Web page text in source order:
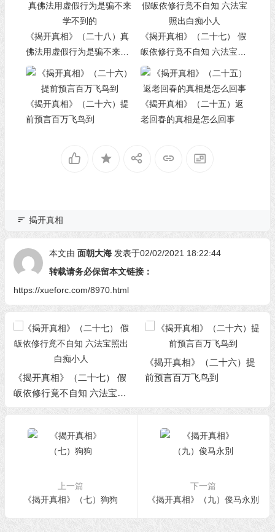
《揭开真相》（二十八）真
佛法用虚假行为是骗不来学
不到的
《揭开真相》（二十七） 假
皈依修行竟不自知 六法宝照
出白痴小人
《揭开真相》（二十六）提
前预言百万飞鸟到
《揭开真相》（二十五）返
老回春的真相是怎么回事
揭开真相
本文由 面朝大海 发表于02/02/2021 18:22:44
转载请务必保留本文链接：
https://xueforc.com/8970.html
《揭开真相》（二十七） 假
皈依修行竟不自知 六法宝照
出白痴小人
《揭开真相》（二十六）提
前预言百万飞鸟到
上一篇
《揭开真相》（七）狗狗
下一篇
《揭开真相》（九）俊马永別